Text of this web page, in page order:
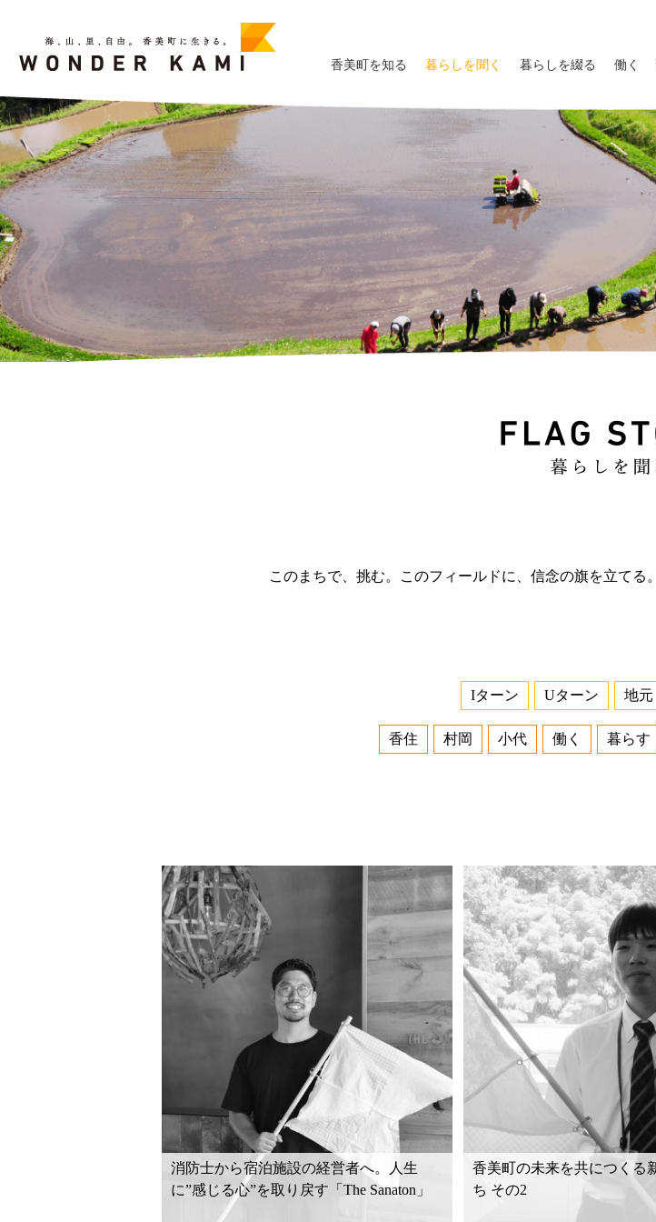
香美町を知る 暮らしを聞く 暮らしを綴る 働く
このまちで、挑む。このフィールドに、信念の旗を立てる
Iターン Uターン 地元
香住 村岡 小代 働く 暮らす
消防士から宿泊施設の経営者へ。人生
に”感じる心”を取り戻す「The Sanaton」
香美町の未来を共につくる
ち その2